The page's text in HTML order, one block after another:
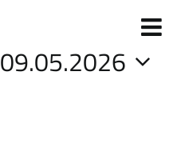
09.05.2026